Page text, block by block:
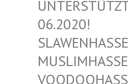
ERSTÜTZT!
2020! SLA
WENHASSER-
LIMHASSER…,
DOOHASSER-